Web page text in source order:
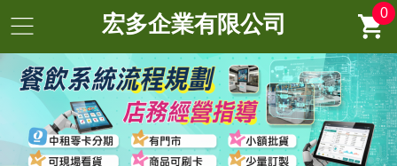
宏多企業有限公司 0
✖